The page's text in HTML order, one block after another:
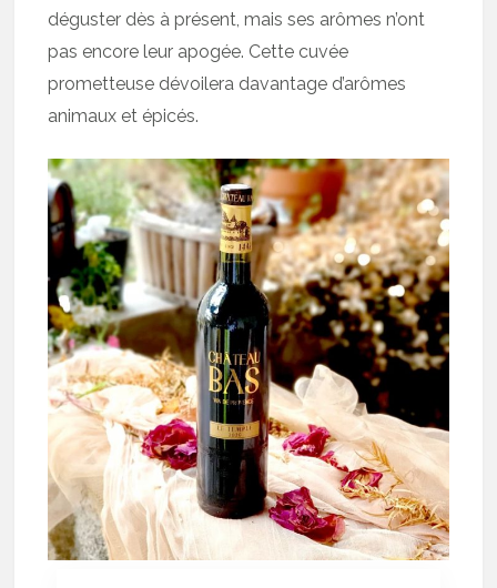
déguster dès à présent, mais ses arômes n’ont
pas encore leur apogée. Cette cuvée
prometteuse dévoilera davantage d’arômes
animaux et épicés.